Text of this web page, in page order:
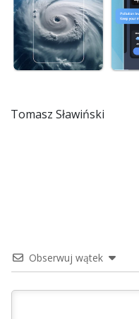
Tomasz Sławiński
Obserwuj wątek